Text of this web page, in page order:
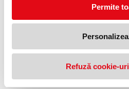
Permite
Refuză cookie-
Rama magnetica autoadeziva
Duraframe Security, A4, negru-
galben, 2 buc/set Durable